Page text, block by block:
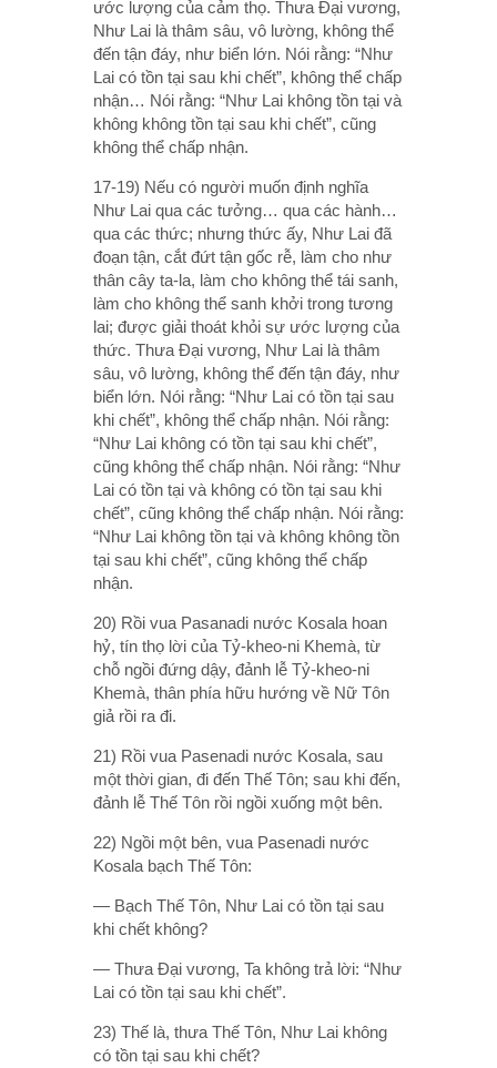
ước lượng của cảm thọ. Thưa Ðại vương,
Như Lai là thâm sâu, vô lường, không thể
đến tận đáy, như biển lớn. Nói rằng: “Như
Lai có tồn tại sau khi chết”, không thể chấp
nhận… Nói rằng: “Như Lai không tồn tại và
không không tồn tại sau khi chết”, cũng
không thể chấp nhận.
17-19) Nếu có người muốn định nghĩa
Như Lai qua các tưởng… qua các hành…
qua các thức; nhưng thức ấy, Như Lai đã
đoạn tận, cắt đứt tận gốc rễ, làm cho như
thân cây ta-la, làm cho không thể tái sanh,
làm cho không thể sanh khởi trong tương
lai; được giải thoát khỏi sự ước lượng của
thức. Thưa Ðại vương, Như Lai là thâm
sâu, vô lường, không thể đến tận đáy, như
biển lớn. Nói rằng: “Như Lai có tồn tại sau
khi chết”, không thể chấp nhận. Nói rằng:
“Như Lai không có tồn tại sau khi chết”,
cũng không thể chấp nhận. Nói rằng: “Như
Lai có tồn tại và không có tồn tại sau khi
chết”, cũng không thể chấp nhận. Nói rằng:
“Như Lai không tồn tại và không không tồn
tại sau khi chết”, cũng không thể chấp
nhận.
20) Rồi vua Pasanadi nước Kosala hoan
hỷ, tín thọ lời của Tỷ-kheo-ni Khemà, từ
chỗ ngồi đứng dậy, đảnh lễ Tỷ-kheo-ni
Khemà, thân phía hữu hướng về Nữ Tôn
giả rồi ra đi.
21) Rồi vua Pasenadi nước Kosala, sau
một thời gian, đi đến Thế Tôn; sau khi đến,
đảnh lễ Thế Tôn rồi ngồi xuống một bên.
22) Ngồi một bên, vua Pasenadi nước
Kosala bạch Thế Tôn:
— Bạch Thế Tôn, Như Lai có tồn tại sau
khi chết không?
— Thưa Ðại vương, Ta không trả lời: “Như
Lai có tồn tại sau khi chết”.
23) Thế là, thưa Thế Tôn, Như Lai không
có tồn tại sau khi chết?